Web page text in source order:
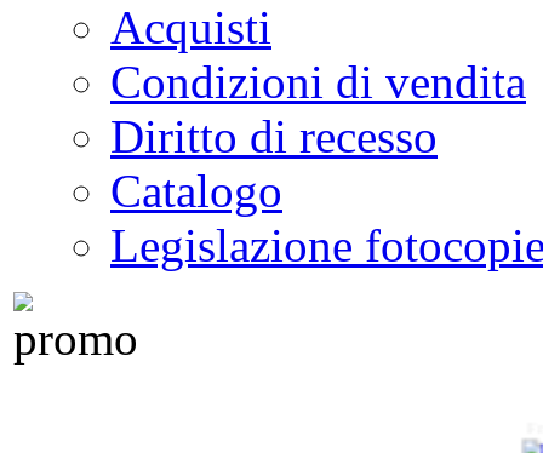
Acquisti
Condizioni di vendita
Diritto di recesso
Catalogo
Legislazione